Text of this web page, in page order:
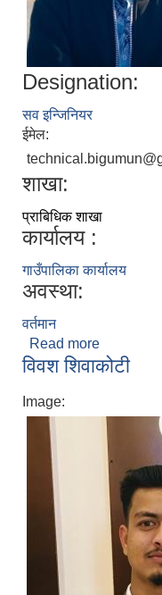
Designation:
सव इन्जिनियर
ईमेल:
शाखा:
प्राबिधिक शाखा
कार्यालय :
गाउँपालिका कार्यालय
अवस्था:
वर्तमान
Read more
विवश शिवाकोटी
Image: